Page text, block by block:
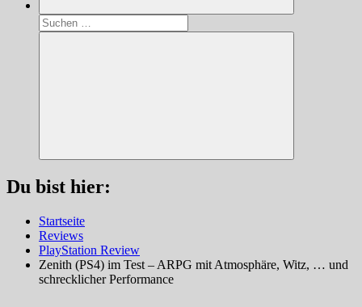
Suchen
nach:
Suchen
Du bist hier:
Startseite
Reviews
PlayStation Review
Zenith (PS4) im Test – ARPG mit Atmosphäre, Witz, … und
schrecklicher Performance